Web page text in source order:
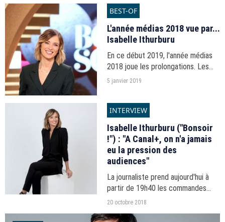
BEST-OF
L'année médias 2018 vue par...
Isabelle Ithurburu
En ce début 2019, l'année médias
2018 joue les prolongations. Les
personnalités du PAF retracent
5 janvier 2019
INTERVIEW
Isabelle Ithurburu ("Bonsoir
!") : "A Canal+, on n'a jamais
eu la pression des
audiences"
La journaliste prend aujourd'hui à
partir de 19h40 les commandes
d'une nouvelle émission baptisée
20 octobre 2018